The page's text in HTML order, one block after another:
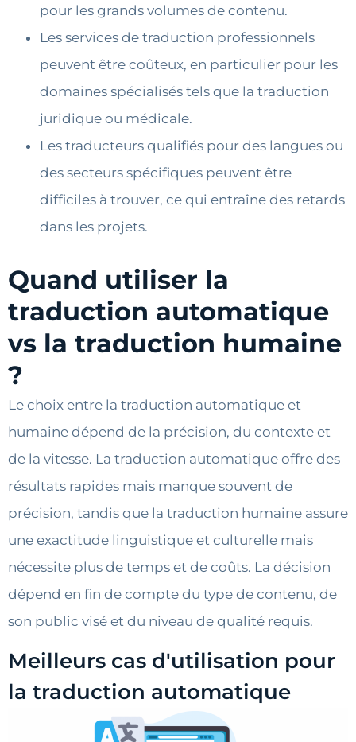
pour les grands volumes de contenu.
Les services de traduction professionnels
peuvent être coûteux, en particulier pour les
domaines spécialisés tels que la traduction
juridique ou médicale.
Les traducteurs qualifiés pour des langues ou
des secteurs spécifiques peuvent être
difficiles à trouver, ce qui entraîne des retards
dans les projets.
Quand utiliser la
traduction automatique
vs la traduction humaine
?
Le choix entre la traduction automatique et
humaine dépend de la précision, du contexte et
de la vitesse. La traduction automatique offre des
résultats rapides mais manque souvent de
précision, tandis que la traduction humaine assure
une exactitude linguistique et culturelle mais
nécessite plus de temps et de coûts. La décision
dépend en fin de compte du type de contenu, de
son public visé et du niveau de qualité requis.
Meilleurs cas d'utilisation pour
la traduction automatique